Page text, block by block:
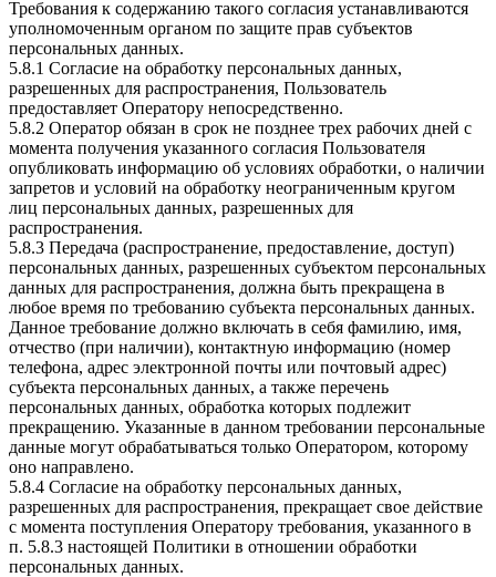
Требования к содержанию такого согласия устанавливаются
уполномоченным органом по защите прав субъектов
персональных данных.
5.8.1 Согласие на обработку персональных данных,
разрешенных для распространения, Пользователь
предоставляет Оператору непосредственно.
5.8.2 Оператор обязан в срок не позднее трех рабочих дней с
момента получения указанного согласия Пользователя
опубликовать информацию об условиях обработки, о наличии
запретов и условий на обработку неограниченным кругом
лиц персональных данных, разрешенных для
распространения.
5.8.3 Передача (распространение, предоставление, доступ)
персональных данных, разрешенных субъектом персональных
данных для распространения, должна быть прекращена в
любое время по требованию субъекта персональных данных.
Данное требование должно включать в себя фамилию, имя,
отчество (при наличии), контактную информацию (номер
телефона, адрес электронной почты или почтовый адрес)
субъекта персональных данных, а также перечень
персональных данных, обработка которых подлежит
прекращению. Указанные в данном требовании персональные
данные могут обрабатываться только Оператором, которому
оно направлено.
5.8.4 Согласие на обработку персональных данных,
разрешенных для распространения, прекращает свое действие
с момента поступления Оператору требования, указанного в
п. 5.8.3 настоящей Политики в отношении обработки
персональных данных.